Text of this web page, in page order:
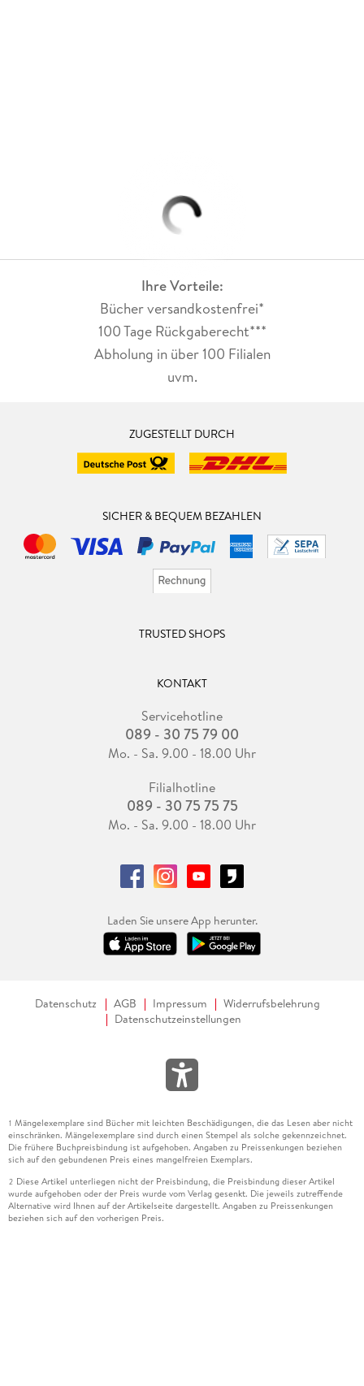
Ihre Vorteile:
Bücher versandkostenfrei*
100 Tage Rückgaberecht***
Abholung in über 100 Filialen
uvm.
ZUGESTELLT DURCH
SICHER & BEQUEM BEZAHLEN
TRUSTED SHOPS
KONTAKT
Servicehotline
089 - 30 75 79 00
Mo. - Sa. 9.00 - 18.00 Uhr
Filialhotline
089 - 30 75 75 75
Mo. - Sa. 9.00 - 18.00 Uhr
Laden Sie unsere App herunter.
Datenschutz AGB Impressum
Widerrufsbelehrung
Datenschutzeinstellungen
1 Mängelexemplare sind Bücher mit leichten Beschädigungen, die das Lesen aber nicht
einschränken. Mängelexemplare sind durch einen Stempel als solche gekennzeichnet.
Die frühere Buchpreisbindung ist aufgehoben. Angaben zu Preissenkungen beziehen
sich auf den gebundenen Preis eines mangelfreien Exemplars.
2 Diese Artikel unterliegen nicht der Preisbindung, die Preisbindung dieser Artikel
wurde aufgehoben oder der Preis wurde vom Verlag gesenkt. Die jeweils zutreffende
Alternative wird Ihnen auf der Artikelseite dargestellt. Angaben zu Preissenkungen
beziehen sich auf den vorherigen Preis.